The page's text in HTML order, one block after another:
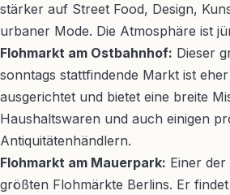
stärker auf Street Food, Design,
urbaner Mode. Die Atmosphäre ist
Flohmarkt am Ostbahnhof: Dieser
sonntags stattfindende Markt ist
ausgerichtet und bietet eine breite
Haushaltswaren und auch einigen
Antiquitätenhändlern.
Flohmarkt am Mauerpark: Einer
größten Flohmärkte Berlins. Er